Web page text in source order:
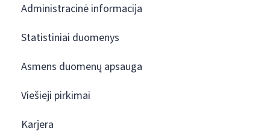
Administracinė informacija
Statistiniai duomenys
Asmens duomenų apsauga
Viešieji pirkimai
Karjera